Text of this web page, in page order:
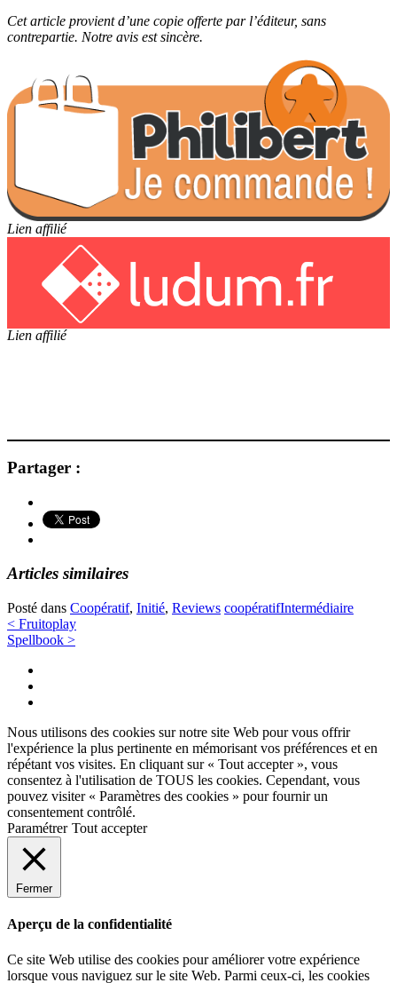
Cet article provient d’une copie offerte par l’éditeur, sans
contrepartie. Notre avis est sincère.
Lien affilié
Lien affilié
Partager :
Articles similaires
Posté dans Coopératif, Initié, Reviews coopératifIntermédiaire
Navigation
des
articles
< Fruitoplay
Spellbook >
Nous utilisons des cookies sur notre site Web pour vous offrir
l'expérience la plus pertinente en mémorisant vos préférences et en
répétant vos visites. En cliquant sur « Tout accepter », vous
consentez à l'utilisation de TOUS les cookies. Cependant, vous
pouvez visiter « Paramètres des cookies » pour fournir un
consentement contrôlé.
Paramétrer Tout accepter
Fermer
Aperçu de la confidentialité
Ce site Web utilise des cookies pour améliorer votre expérience
lorsque vous naviguez sur le site Web. Parmi ceux-ci, les cookies